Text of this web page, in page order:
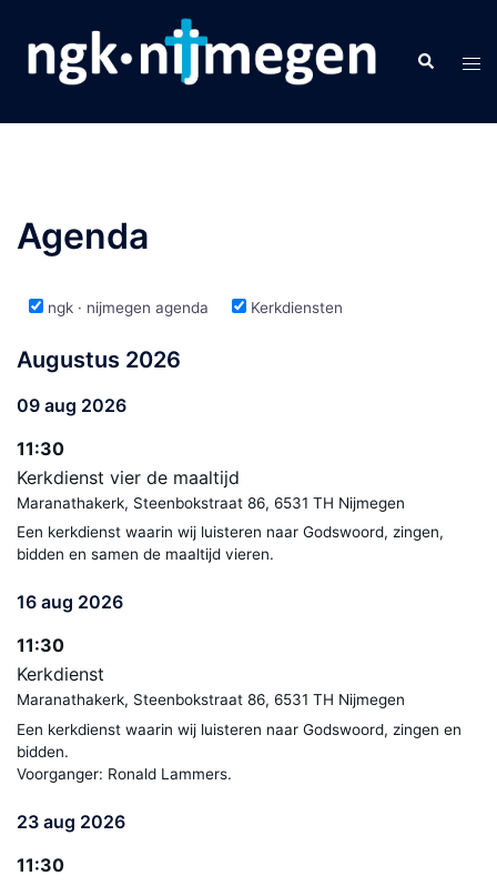
naar
inhoud
Zoeken
Agenda
ngk · nijmegen agenda Kerkdiensten
Augustus 2026
09 aug 2026
11:30
Kerkdienst vier de maaltijd
Maranathakerk, Steenbokstraat 86, 6531 TH Nijmegen
Een kerkdienst waarin wij luisteren naar Godswoord, zingen,
bidden en samen de maaltijd vieren.
16 aug 2026
11:30
Kerkdienst
Maranathakerk, Steenbokstraat 86, 6531 TH Nijmegen
Een kerkdienst waarin wij luisteren naar Godswoord, zingen en
bidden.
Voorganger: Ronald Lammers.
23 aug 2026
11:30